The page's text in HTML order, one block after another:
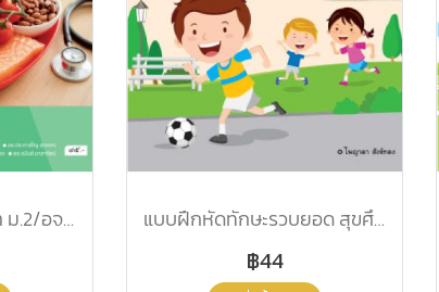
หนังสือเรียน สุขศึกษา ม.2/อจท. แบบฝึกหัดทักษะรวบยอด สุขศึกษาและพลศึกษา ป.5/อจท.
฿44